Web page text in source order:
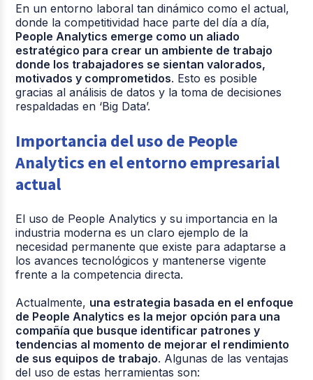
En un entorno laboral tan dinámico como el actual,
donde la competitividad hace parte del día a día,
People Analytics emerge como un aliado
estratégico para crear un ambiente de trabajo
donde los trabajadores se sientan valorados,
motivados y comprometidos. Esto es posible
gracias al análisis de datos y la toma de decisiones
respaldadas en ‘Big Data’.
Importancia del uso de People
Analytics en el entorno empresarial
actual
El uso de People Analytics y su importancia en la
industria moderna es un claro ejemplo de la
necesidad permanente que existe para adaptarse a
los avances tecnológicos y mantenerse vigente
frente a la competencia directa.
Actualmente, una estrategia basada en el enfoque
de People Analytics es la mejor opción para una
compañía que busque identificar patrones y
tendencias al momento de mejorar el rendimiento
de sus equipos de trabajo. Algunas de las ventajas
del uso de estas herramientas son: